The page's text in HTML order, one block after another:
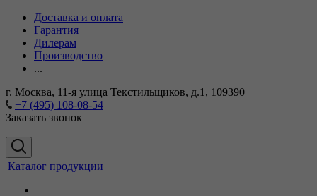
Доставка и оплата
Гарантия
Дилерам
Производство
...
г. Москва, 11-я улица Текстильщиков, д.1, 109390
+7 (495) 108-08-54
Заказать звонок
Каталог продукции